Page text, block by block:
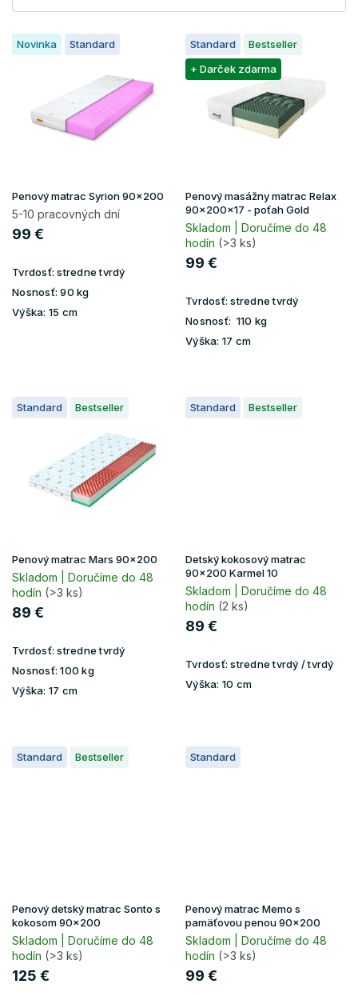
V
ý
u
k
t
v
Novinka Standard
Penový matrac Syrion 90x200
5-10 pracovných dní
99 €
Tvrdosť: stredne tvrdý
Nosnosť: 90 kg
Výška: 15 cm
Standard
Bestseller
+ Darček zdarma
Penový masážny matrac Relax
90x200x17 - poťah Gold
Skladom | Doručíme do 48
hodín (>3 ks)
99 €
Tvrdosť: stredne tvrdý
Nosnosť: 110 kg
Výška: 17 cm
Standard Bestseller
Penový matrac Mars 90x200
Skladom | Doručíme do 48
hodín (>3 ks)
89 €
Tvrdosť: stredne tvrdý
Nosnosť: 100 kg
Výška: 17 cm
Standard Bestseller
Detský kokosový matrac
90x200 Karmel 10
Skladom | Doručíme do 48
hodín (2 ks)
89 €
Tvrdosť: stredne tvrdý / tvrdý
Výška: 10 cm
Standard Bestseller
Penový detský matrac Sonto s
kokosom 90x200
Skladom | Doručíme do 48
hodín (>3 ks)
125 €
Standard
Penový matrac Memo s
pamäťovou penou 90x200
Skladom | Doručíme do 48
hodín (>3 ks)
99 €